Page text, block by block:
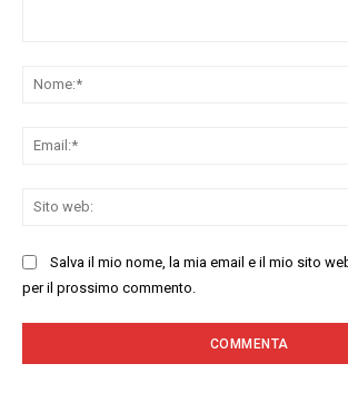
Salva il mio nome, la mia email e il mio sito
per il prossimo commento.